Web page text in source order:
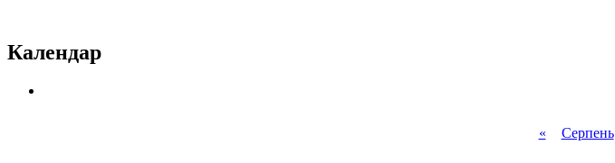
Календар
« Серпень